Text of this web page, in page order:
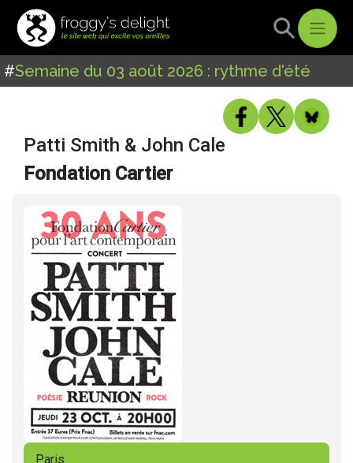
#Semaine du 03 août 2026 : rythme d'été
Patti Smith & John Cale
Fondation Cartier
Paris